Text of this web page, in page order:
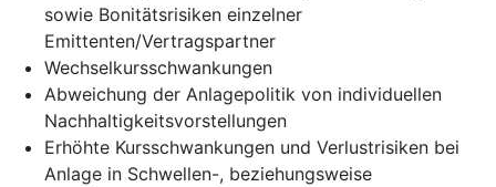
sowie Bonitätsrisiken einzelner
Emittenten/Vertragspartner
Wechselkursschwankungen
Abweichung der Anlagepolitik von individuellen
Nachhaltigkeitsvorstellungen
Erhöhte Kursschwankungen und Verlustrisiken bei
Anlage in Schwellen-, beziehungsweise